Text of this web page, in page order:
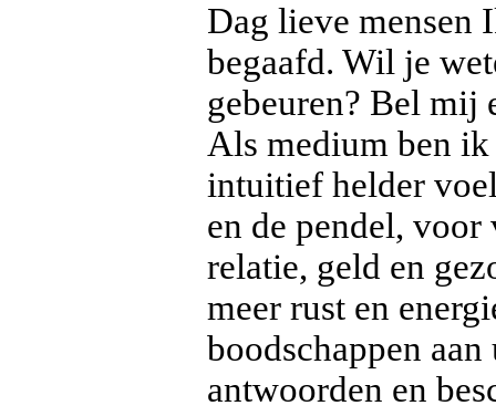
Dag lieve mensen
begaafd. Wil je
gebeuren? Bel
Als medium ben
intuitief helder
en de pendel,
relatie, geld en
meer rust en
boodschappen
antwoorden en